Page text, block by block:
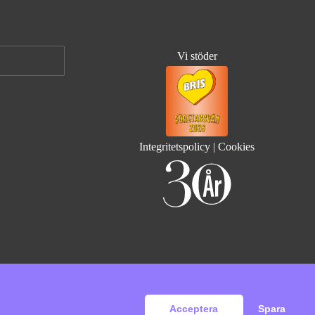
Acceptera Spara
Vi stöder
Integritetspolicy | Cookies